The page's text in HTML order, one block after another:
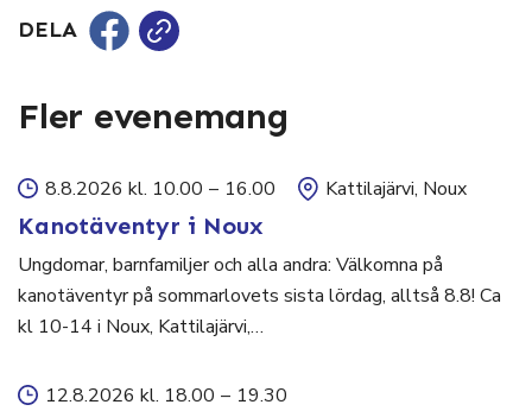
DELA
Fler evenemang
8.8.2026 kl. 10.00 – 16.00 Kattilajärvi, Noux
Kanotäventyr i Noux
Ungdomar, barnfamiljer och alla andra: Välkomna på
kanotäventyr på sommarlovets sista lördag, alltså 8.8! Ca
kl 10-14 i Noux, Kattilajärvi,…
12.8.2026 kl. 18.00 – 19.30